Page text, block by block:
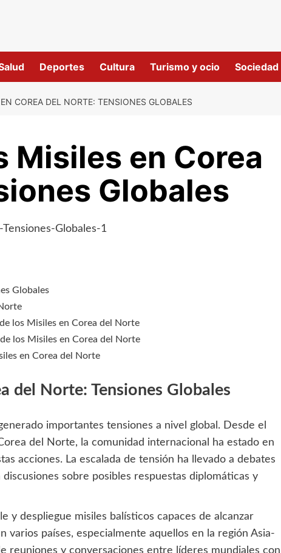
Deportes Cultura Turismo y ocio Sociedad
COREA DEL NORTE: TENSIONES GLOBALES
Misiles en Corea
Globales
Globales
los Misiles en Corea del Norte
los Misiles en Corea del Norte
en Corea del Norte
del Norte: Tensiones Globales
importantes tensiones a nivel global. Desde el
del Norte, la comunidad internacional ha estado en
acciones. La escalada de tensión ha llevado a debates
sobre posibles respuestas diplomáticas y
y despliegue misiles balísticos capaces de alcanzar
países, especialmente aquellos en la región Asia-
reuniones y conversaciones entre líderes mundiales con